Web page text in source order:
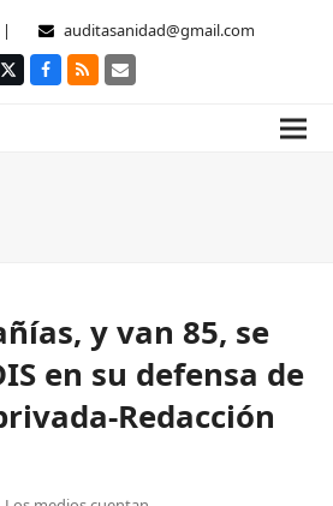
auditasanidad@gmail.com
TwitterFacebook
RSS Correo
y van 85, se
en su defensa de
Redacción